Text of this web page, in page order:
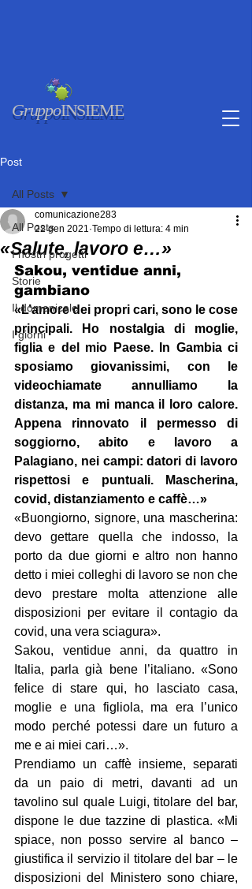
GruppoINSIEME
Post
All Posts
I nostri progetti
Storie
Il domenicale
I giorni
All Posts
«Salute, lavoro e…»
comunicazione283
22 gen 2021 Tempo di lettura: 4 min
Sakou, ventidue anni,
gambiano
«L’amore dei propri cari, sono le cose
principali. Ho nostalgia di moglie,
figlia e del mio Paese. In Gambia ci
sposiamo giovanissimi, con le
videochiamate annulliamo la
distanza, ma mi manca il loro calore.
Appena rinnovato il permesso di
soggiorno, abito e lavoro a
Palagiano, nei campi: datori di lavoro
rispettosi e puntuali. Mascherina,
covid, distanziamento e caffè…»
«Buongiorno, signore, una mascherina:
devo gettare quella che indosso, la
porto da due giorni e altro non hanno
detto i miei colleghi di lavoro se non che
devo prestare molta attenzione alle
disposizioni per evitare il contagio da
covid, una vera sciagura».
Sakou, ventidue anni, da quattro in
Italia, parla già bene l’italiano. «Sono
felice di stare qui, ho lasciato casa,
moglie e una figliola, ma era l’unico
modo perché potessi dare un futuro a
me e ai miei cari…».
Prendiamo un caffè insieme, separati
da un paio di metri, davanti ad un
tavolino sul quale Luigi, titolare del bar,
dispone le due tazzine di plastica. «Mi
spiace, non posso servire al banco –
giustifica il servizio il titolare del bar – le
disposizioni del Ministero sono chiare,